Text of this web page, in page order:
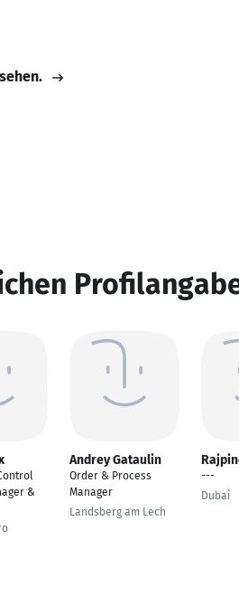
&
Andrey Gataulin
Order & Process
Manager
Landsberg am Lech
---
Dubai